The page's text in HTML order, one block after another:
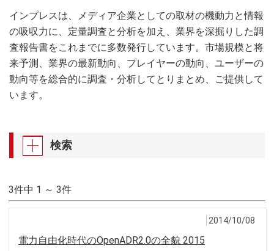
く
ず
インプレスは、メディア企業としての取材の機動力と情報
の吸収力に、定量調査と分析を加え、業界を深掘りした調
査報告書をこれまでに多数発行しています。市場規模と将
来予測、業界の最新動向、プレイヤーの動向、ユーザーの
動向等を総合的に調査・分析してとりまとめ、ご提供して
います。
検索
3件中 1 ～ 3件
2014/10/08
電力自由化時代のOpenADR2.0の全貌 2015